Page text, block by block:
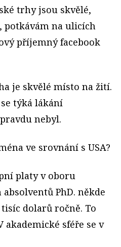
trhy jsou skvělé,
potkávám na ulicích
příjemný facebook
je skvělé místo na žití.
týká lákání
nebyl.
ve srovnání s USA?
platy v oboru
PhD. někde
dolarů ročně. To
akademické sféře se v